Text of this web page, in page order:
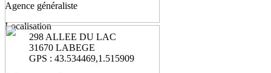
Agence généraliste
Localisation
298 ALLEE DU LAC
31670 LABEGE
GPS : 43.534469,1.515909